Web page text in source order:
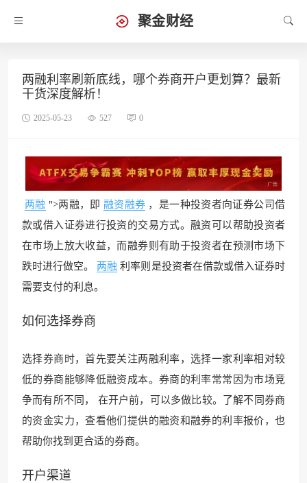
聚金财经
两融利率刷新底线，哪个券商开户更划算？最新
干货深度解析！
2025-05-23 527 0
两融 ">两融，即 融资融券 ，是一种投资者向证券公司借
款或借入证券进行投资的交易方式。融资可以帮助投资者
在市场上放大收益，而融券则有助于投资者在预测市场下
跌时进行做空。
两融 利率则是投资者在借款或借入证券时
需要支付的利息。
如何选择券商
选择券商时，首先要关注两融利率，选择一家利率相对较
低的券商能够降低融资成本。券商的利率常常因为市场竞
争而有所不同， 在开户前，可以多做比较。了解不同券商
的资金实力，查看他们提供的融资和融券的利率报价，也
帮助你找到更合适的券商。
开户渠道